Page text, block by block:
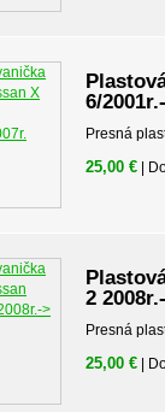
6/
Presná
25,00 € |
2
Presná
25,00 € |